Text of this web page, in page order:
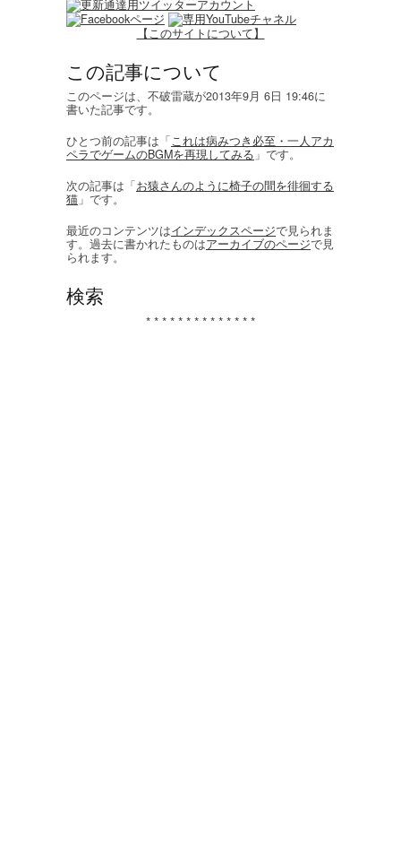
【このサイトについて】
この記事について
このページは、不破雷蔵が2013年9月 6日 19:46に
書いた記事です。
ひとつ前の記事は「これは病みつき必至・一人アカ
ペラでゲームのBGMを再現してみる 」です。
次の記事は「お猿さんのように椅子の間を徘徊する
猫 」です。
最近のコンテンツはインデックスページで見られま
す。過去に書かれたものはアーカイブのページで見
られます。
検索
* * * * * * * * * * * * * *